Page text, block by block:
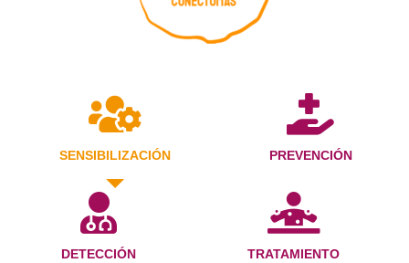
SENSIBILIZACIÓN PREVENCIÓN
DETECCIÓN TRATAMIENTO